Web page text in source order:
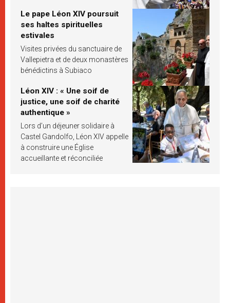
Le pape Léon XIV poursuit
ses haltes spirituelles
estivales
Visites privées du sanctuaire de
Vallepietra et de deux monastères
bénédictins à Subiaco
Léon XIV : « Une soif de
justice, une soif de charité
authentique »
Lors d’un déjeuner solidaire à
Castel Gandolfo, Léon XIV appelle
à construire une Église
accueillante et réconciliée